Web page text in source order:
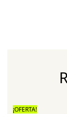
¡OFERTA!